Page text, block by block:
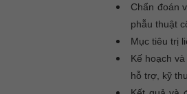
Chẩn đoán
phẫu thuật
Mục tiêu trị
Kế hoạch
hỗ trợ, kỹ